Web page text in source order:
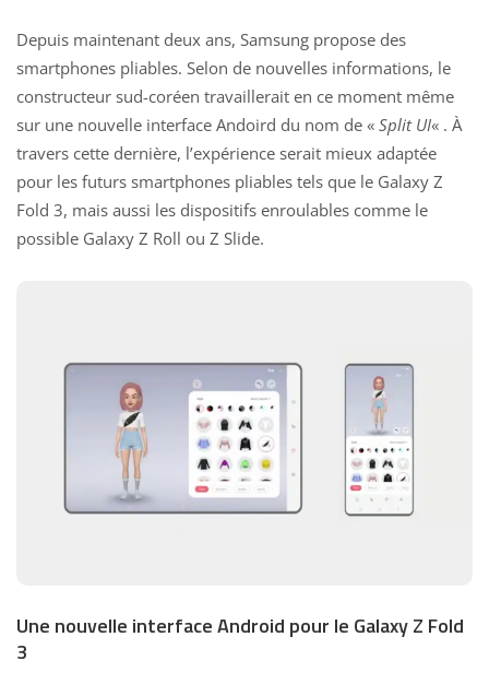
Depuis maintenant deux ans, Samsung propose des
smartphones pliables. Selon de nouvelles informations, le
constructeur sud-coréen travaillerait en ce moment même
sur une nouvelle interface Andoird du nom de « Split UI« . À
travers cette dernière, l’expérience serait mieux adaptée
pour les futurs smartphones pliables tels que le Galaxy Z
Fold 3, mais aussi les dispositifs enroulables comme le
possible Galaxy Z Roll ou Z Slide.
Une nouvelle interface Android pour le Galaxy Z Fold
3